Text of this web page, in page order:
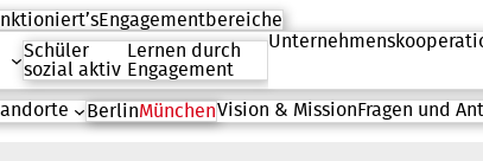
Engagementbereiche
Schüler
sozial aktiv
Lernen durch
Engagement
BerlinMünchenVision & Mission Fragen und